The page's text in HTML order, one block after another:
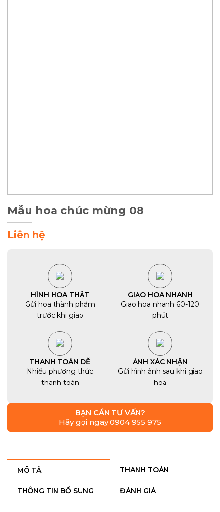
Mẫu hoa chúc mừng 08
Liên hệ
HÌNH HOA THẬT
Gửi hoa thành phẩm
trước khi giao
GIAO HOA NHANH
Giao hoa nhanh 60-120
phút
THANH TOÁN DỄ
Nhiều phương thức
thanh toán
ẢNH XÁC NHẬN
Gửi hình ảnh sau khi giao
hoa
BẠN CẦN TƯ VẤN?
Hãy gọi ngay 0904 955 975
MÔ TẢ THANH TOÁN
THÔNG TIN BỔ SUNG ĐÁNH GIÁ